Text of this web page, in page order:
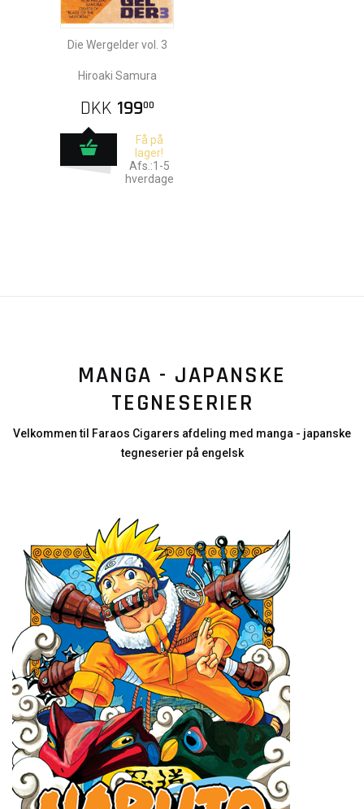
Die Wergelder vol. 3
Hiroaki Samura
DKK 19900
Få på
lager!
Afs.:1-5
hverdage
MANGA - JAPANSKE
TEGNESERIER
Velkommen til Faraos Cigarers afdeling med manga - japanske
tegneserier på engelsk